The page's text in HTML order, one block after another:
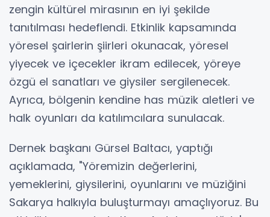
zengin kültürel mirasının en iyi şekilde
tanıtılması hedeflendi. Etkinlik kapsamında
yöresel şairlerin şiirleri okunacak, yöresel
yiyecek ve içecekler ikram edilecek, yöreye
özgü el sanatları ve giysiler sergilenecek.
Ayrıca, bölgenin kendine has müzik aletleri ve
halk oyunları da katılımcılara sunulacak.
Dernek başkanı Gürsel Baltacı, yaptığı
açıklamada, "Yöremizin değerlerini,
yemeklerini, giysilerini, oyunlarını ve müziğini
Sakarya halkıyla buluşturmayı amaçlıyoruz. Bu